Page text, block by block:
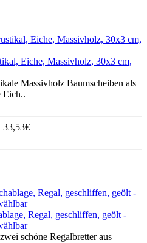
Eiche, Massivholz, 30x3 cm,
Massivholz Baumscheiben als
Eich..
33,53€
Regal, geschliffen, geölt -
schöne Regalbretter aus